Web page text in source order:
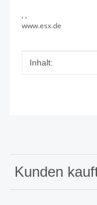
, ,
www.esx.de
Wert
Inhalt:
Kunden